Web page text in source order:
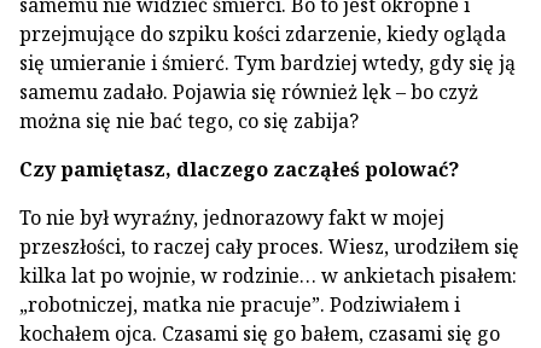
przejmujące do szpiku kości zdarzenie, kiedy ogląda
się umieranie i śmierć. Tym bardziej wtedy, gdy się ją
samemu zadało. Pojawia się również lęk – bo czyż
można się nie bać tego, co się zabija?
Czy pamiętasz, dlaczego zacząłeś polować?
To nie był wyraźny, jednorazowy fakt w mojej
przeszłości, to raczej cały proces. Wiesz, urodziłem się
kilka lat po wojnie, w rodzinie… w ankietach pisałem:
„robotniczej, matka nie pracuje”. Podziwiałem i
kochałem ojca. Czasami się go bałem, czasami się go